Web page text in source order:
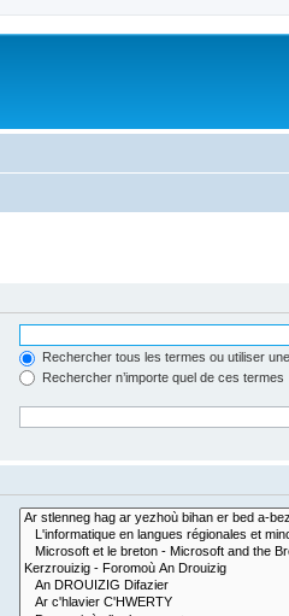
Rechercher tous les termes ou utiliser
Rechercher n’importe quel de ces termes